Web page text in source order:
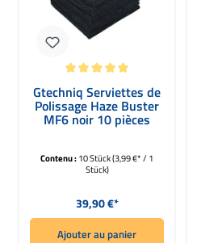
Note moyenne de 5 sur 5 étoiles
Gtechniq Serviettes de
Polissage Haze Buster
MF6 noir 10 pièces
Contenu :10 Stück(3,99 €* / 1
Stück)
Prix régulier :
39,90 €*
Ajouter au panier